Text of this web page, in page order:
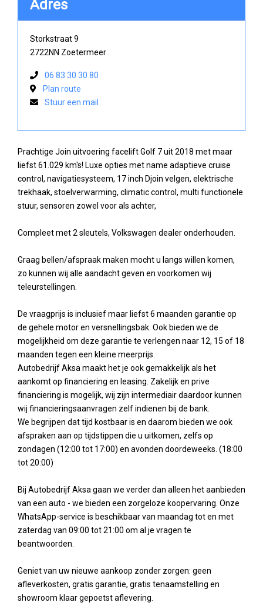
Prachtige Join uitvoering facelift Golf 7 uit 2018 met maar
liefst 61.029 km's! Luxe opties met name adaptieve cruise
control, navigatiesysteem, 17 inch Djoin velgen, elektrische
trekhaak, stoelverwarming, climatic control, multi functionele
stuur, sensoren zowel voor als achter,
Compleet met 2 sleutels, Volkswagen dealer onderhouden.
Graag bellen/afspraak maken mocht u langs willen komen,
zo kunnen wij alle aandacht geven en voorkomen wij
teleurstellingen.
De vraagprijs is inclusief maar liefst 6 maanden garantie op
de gehele motor en versnellingsbak. Ook bieden we de
mogelijkheid om deze garantie te verlengen naar 12, 15 of 18
maanden tegen een kleine meerprijs.
Autobedrijf Aksa maakt het je ook gemakkelijk als het
aankomt op financiering en leasing. Zakelijk en prive
financiering is mogelijk, wij zijn intermediair daardoor kunnen
wij financieringsaanvragen zelf indienen bij de bank.
We begrijpen dat tijd kostbaar is en daarom bieden we ook
afspraken aan op tijdstippen die u uitkomen, zelfs op
zondagen (12:00 tot 17:00) en avonden doordeweeks. (18:00
tot 20:00)
Bij Autobedrijf Aksa gaan we verder dan alleen het aanbieden
van een auto - we bieden een zorgeloze koopervaring. Onze
WhatsApp-service is beschikbaar van maandag tot en met
zaterdag van 09:00 tot 21:00 om al je vragen te
beantwoorden.
Geniet van uw nieuwe aankoop zonder zorgen: geen
afleverkosten, gratis garantie, gratis tenaamstelling en
showroom klaar gepoetst aflevering.
Adres
Storkstraat 9
2722NN Zoetermeer
06 83 30 30 80
Plan route
Stuur een mail